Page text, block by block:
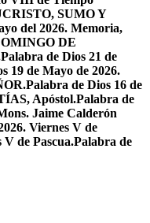
SUMO Y
del 2026. Memoria,
DE
Palabra de Dios 21 de
19 de Mayo de 2026.
Palabra de Dios 16 de
Apóstol.Palabra de
Jaime Calderón
Viernes V de
de Pascua.Palabra de